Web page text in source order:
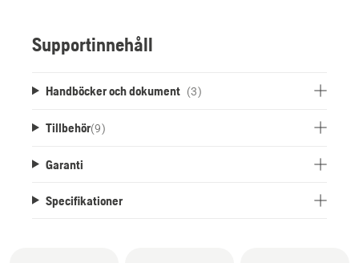
Supportinnehåll
Handböcker och dokument (3)
Tillbehör(9)
Garanti
Specifikationer